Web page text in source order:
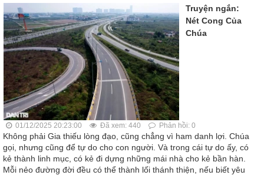
Truyện ngắn:
Nét Cong Của
Chúa
01/12/2025 20:23:00 Đã xem: 440 Phản hồi: 0
Không phải Gia thiếu lòng đạo, cũng chẳng vì ham danh lợi. Chúa
gọi, nhưng cũng để tự do cho con người. Và trong cái tự do ấy, có
kẻ thành linh mục, có kẻ đi dựng những mái nhà cho kẻ bần hàn.
Mỗi nẻo đường đời đều có thể thành lối thánh thiện, nếu biết yêu